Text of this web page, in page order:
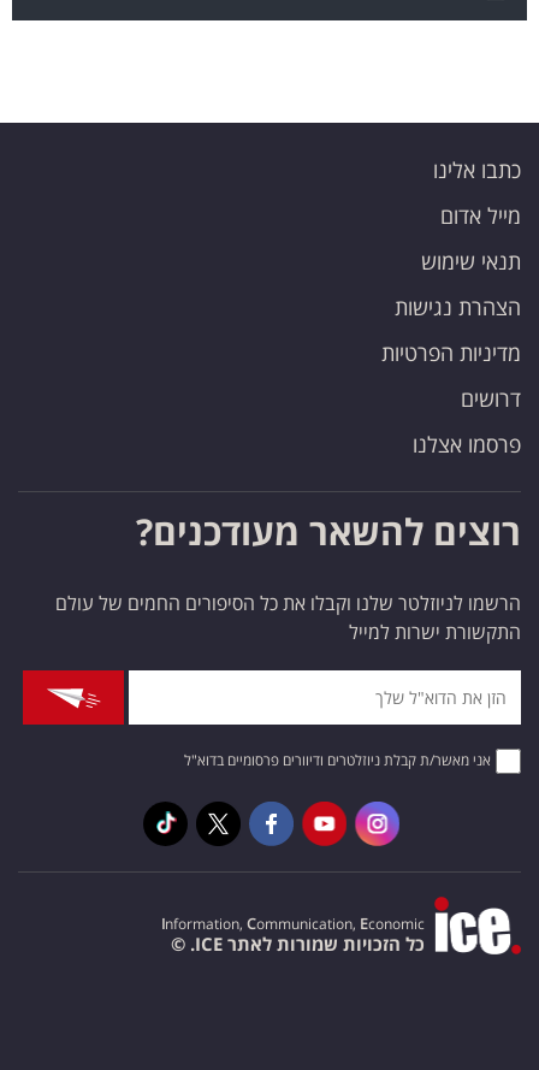
כתבו אלינו
מייל אדום
תנאי שימוש
הצהרת נגישות
מדיניות הפרטיות
דרושים
פרסמו אצלנו
רוצים להשאר מעודכנים?
הרשמו לניוזלטר שלנו וקבלו את כל הסיפורים החמים של עולם
התקשורת ישרות למייל
אני מאשר/ת קבלת ניוזלטרים ודיוורים פרסומיים בדוא"ל
Information, Communication, Economic
כל הזכויות שמורות לאתר ICE. ©